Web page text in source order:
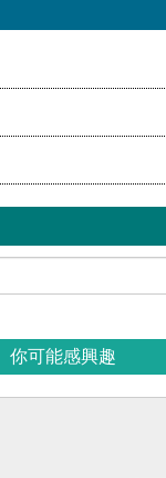
你可能感興趣